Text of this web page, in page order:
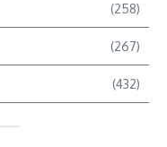
(258)
(267)
(432)